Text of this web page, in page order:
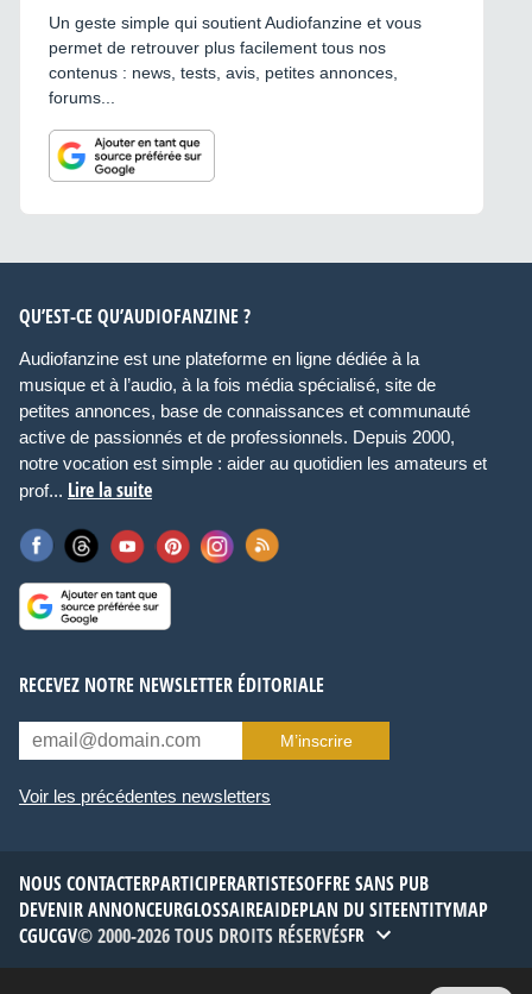
Un geste simple qui soutient Audiofanzine et vous
permet de retrouver plus facilement tous nos
contenus : news, tests, avis, petites annonces,
forums...
QU’EST-CE QU’AUDIOFANZINE ?
Audiofanzine est une plateforme en ligne dédiée à la
musique et à l’audio, à la fois média spécialisé, site de
petites annonces, base de connaissances et communauté
active de passionnés et de professionnels. Depuis 2000,
notre vocation est simple : aider au quotidien les amateurs et
prof... Lire la suite
RECEVEZ NOTRE NEWSLETTER ÉDITORIALE
M’inscrire
Voir les précédentes newsletters
NOUS CONTACTERPARTICIPERARTISTESOFFRE SANS PUB
DEVENIR ANNONCEURGLOSSAIREAIDEPLAN DU SITEENTITYMAP
CGUCGV© 2000-2026 TOUS DROITS RÉSERVÉSFR